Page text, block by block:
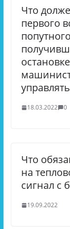
Что
первого
18.03.2022 0
Что
на
сигнал с
19.09.2022